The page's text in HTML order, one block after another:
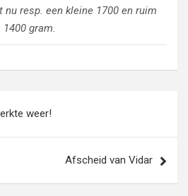
nu resp. een kleine 1700 en ruim
1400 gram.
weer!
Afscheid van Vidar